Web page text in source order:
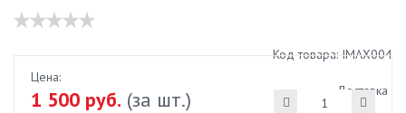
Код товара: IMAX004
Доставка
Цена:
1 500 руб. (за шт.)